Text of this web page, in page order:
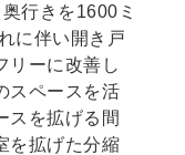
行きを1600ミ
に伴い開き戸
リーに改善し
スペースを活
スを拡げる間
を拡げた分縮